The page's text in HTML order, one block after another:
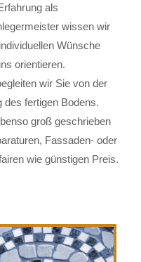
als
wissen wir
Wünsche
orientieren.
wir Sie von der
des fertigen Bodens.
groß geschrieben
Fassaden- oder
wie günstigen Preis.